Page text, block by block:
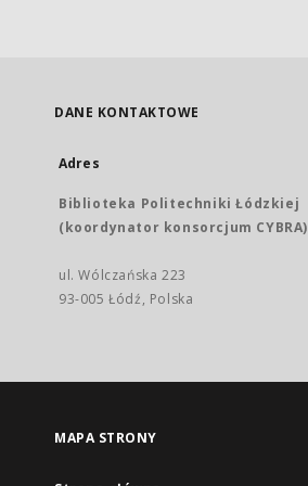
DANE KONTAKTOWE
Adres
Biblioteka Politechniki Łódzkiej
(koordynator konsorcjum CYBRA)
ul. Wólczańska 223
93-005 Łódź, Polska
MAPA STRONY